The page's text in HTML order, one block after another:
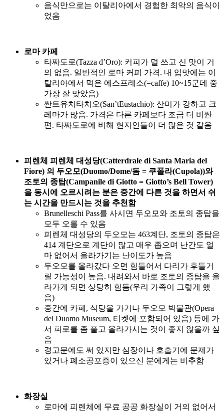
음식만으로는 이탈리아에서 경험한 최악의 음식이
었음
로마 카페
타짜도로(Tazza d’Oro): 커피가 덜 쓰고 신 맛이 거
의 없음. 일반적인 로마 커피 가격. 내 입맛에는 이
탈리아에서 먹은 에스프레소(=caffe) 10~15군데 중
가장 잘 맞았음)
싼트유치타치오(San’tEustachio): 산미가 강하고 크
레마가 많음. 가격은 다른 카페보다 조금 더 비싼
편. 타짜도로에 비해 현지인들이 더 많은 것 같음
피렌체 피렌체 대성당(Catterdrale di Santa Maria del
Fiore) 의 두오모(Duomo/Dome/돔 = 쿠폴라(Cupola))와
조토의 종탑(Campanile di Giotto = Giotto’s Bell Tower)
을 동시에 오르시려는 분은 중간에 다른 것을 하면서 쉬
는 시간을 만드시는 것을 추천함
Brunelleschi Pass를 사시면 두오모와 조토의 종탑을
모두 오를 수 있음
피렌체 대성당의 두오모는 463계단, 조토의 종탑은
414 계단으로 계단이 많고 매우 좁으며 난간도 얼
마 없어서 올라가기는 난이도가 높음
두오모를 올라갔다 오면 힘들어서 다리가 후들거
릴 가능성이 높음. 내려와서 바로 조토의 종탑을 올
라가게 되면 상당히 힘듬(우리 가족이 그렇게 했
음)
중간에 카페, 식당을 가거나 두오모 박물관(Opera
del Duomo Museum, 티켓에 포함되어 있음) 등에 가
서 피로를 좀 풀고 올라가시는 것이 좋지 않을까 싶
음
경고문에도 써 있지만 심장이나 호흡기에 문제가
있거나 폐소공포증이 있으신 분에게는 비추함
화장실
로마에 피렌체에 무료 공공 화장실이 거의 없어서